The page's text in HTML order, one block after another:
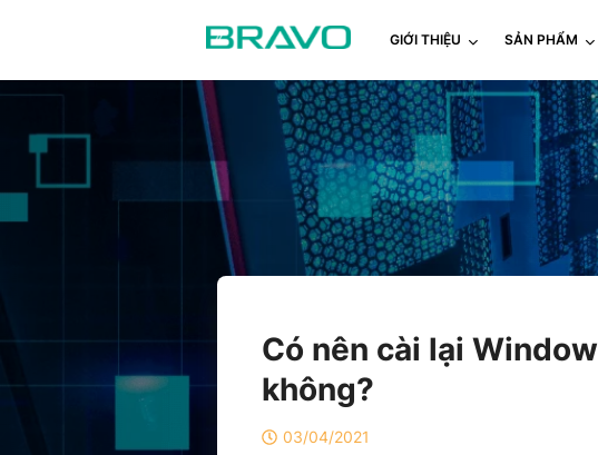
GIỚI THIỆU SẢN PHẨM
Có nên cài lại
không?
03/04/2021